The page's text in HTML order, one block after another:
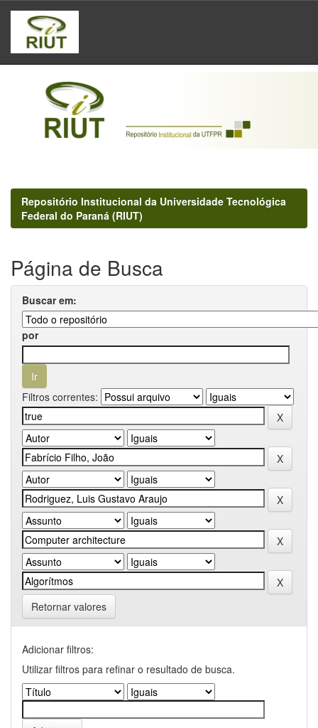
Skip
navigation
Repositório Institucional da Universidade Tecnológica
Federal do Paraná (RIUT)
Página de Busca
Buscar em:
por
Filtros correntes:
Retornar valores
Adicionar filtros:
Utilizar filtros para refinar o resultado de busca.